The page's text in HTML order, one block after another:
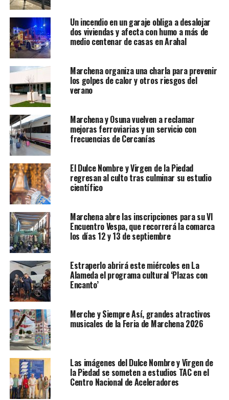
Un incendio en un garaje obliga a desalojar
dos viviendas y afecta con humo a más de
medio centenar de casas en Arahal
Marchena organiza una charla para prevenir
los golpes de calor y otros riesgos del
verano
Marchena y Osuna vuelven a reclamar
mejoras ferroviarias y un servicio con
frecuencias de Cercanías
El Dulce Nombre y Virgen de la Piedad
regresan al culto tras culminar su estudio
científico
Marchena abre las inscripciones para su VI
Encuentro Vespa, que recorrerá la comarca
los días 12 y 13 de septiembre
Estraperlo abrirá este miércoles en La
Alameda el programa cultural ‘Plazas con
Encanto’
Merche y Siempre Así, grandes atractivos
musicales de la Feria de Marchena 2026
Las imágenes del Dulce Nombre y Virgen de
la Piedad se someten a estudios TAC en el
Centro Nacional de Aceleradores